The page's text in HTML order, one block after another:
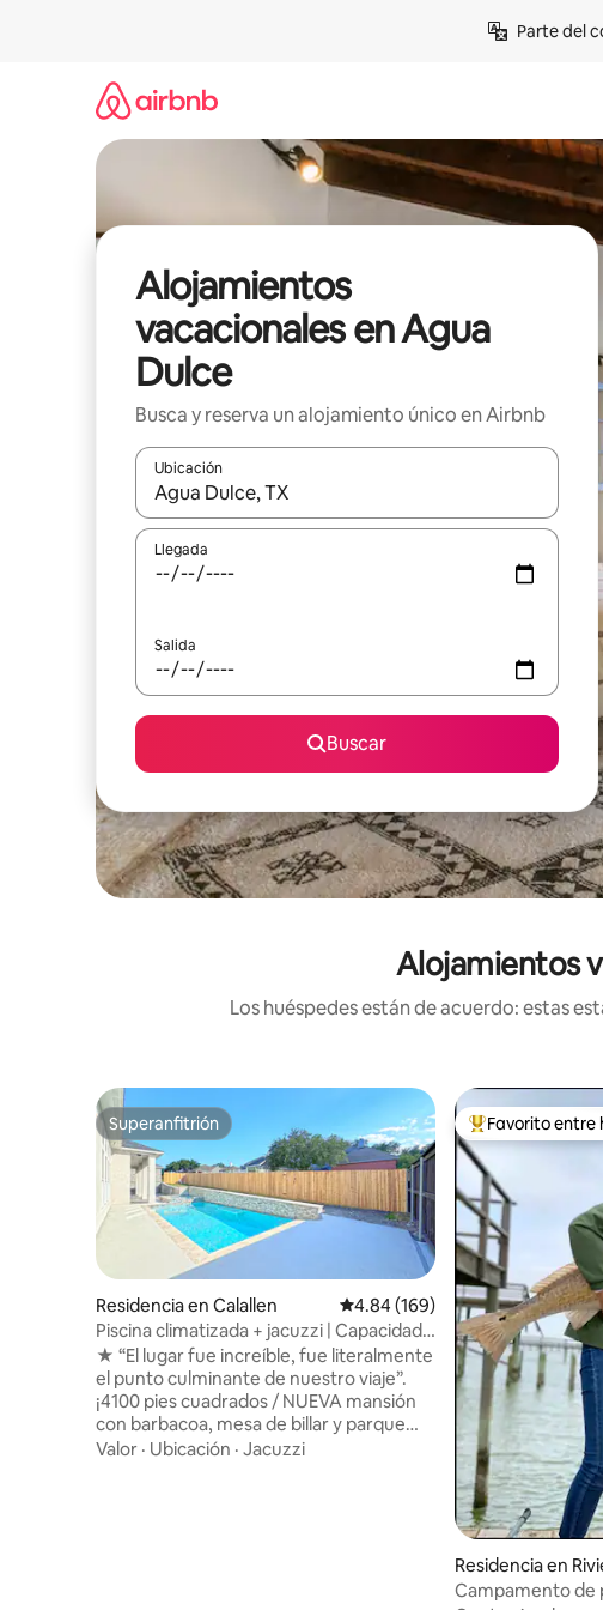
Parte del
Alojamientos
vacacionales en Agua
Dulce
Busca y reserva un alojamiento único en Airbnb
Ubicación
Cuando los resultados estén disponibles, podrás navegar
Llegada
Salida
Buscar
Alojamientos
Los huéspedes están de acuerdo: estas
Superanfitrión
Superanfitrión
Residencia en Calallen Calificación promedio: 4.84 de
4.84 (169)
Piscina climatizada + jacuzzi | Capacidad
para 16 personas | 5 habitaciones
★ “El lugar fue increíble, fue literalmente
el punto culminante de nuestro viaje”.
¡4100 pies cuadrados / NUEVA mansión
con barbacoa, mesa de billar y parque
cercano! ☞ ¡Disfruta de la nueva piscina y
Valor · Ubicación · Jacuzzi
De los mejores
Favorito entre
Residencia en
Campamento de